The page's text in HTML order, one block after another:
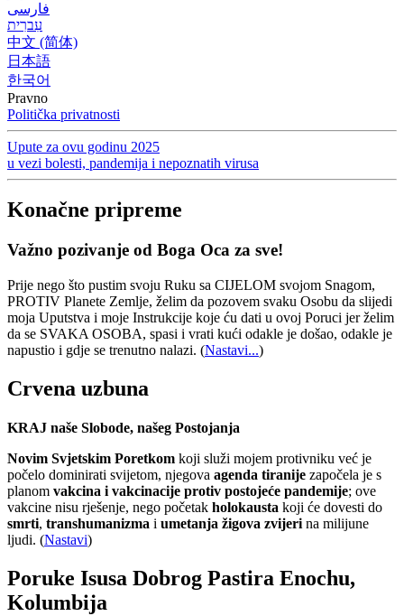
فارسی
עִברִית
中文 (简体)
日本語
한국어
Pravno
Politička privatnosti
Upute za ovu godinu 2025
u vezi bolesti, pandemija i nepoznatih virusa
Konačne pripreme
Važno pozivanje od Boga Oca za sve!
Prije nego što pustim svoju Ruku sa CIJELOM svojom Snagom,
PROTIV Planete Zemlje, želim da pozovem svaku Osobu da slijedi
moja Uputstva i moje Instrukcije koje ću dati u ovoj Poruci jer želim
da se SVAKA OSOBA, spasi i vrati kući odakle je došao, odakle je
napustio i gdje se trenutno nalazi. (Nastavi...)
Crvena uzbuna
KRAJ naše Slobode, našeg Postojanja
Novim Svjetskim Poretkom koji služi mojem protivniku već je
počelo dominirati svijetom, njegova agenda tiranije započela je s
planom vakcina i vakcinacije protiv postojeće pandemije; ove
vakcine nisu rješenje, nego početak holokausta koji će dovesti do
smrti, transhumanizma i umetanja žigova zvijeri na milijune
ljudi. (Nastavi)
Poruke Isusa Dobrog Pastira Enochu,
Kolumbija